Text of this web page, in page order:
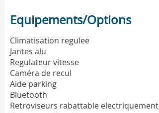
Equipements/Options
Climatisation regulee
Jantes alu
Regulateur vitesse
Caméra de recul
Aide parking
Bluetooth
Retroviseurs rabattable electriquement